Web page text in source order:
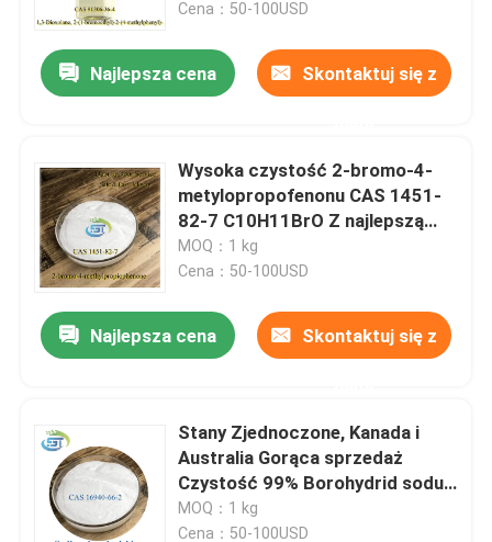
Produkty
O nas
bezpieczną dostawą
Cena：50-100USD
Najlepsza cena Skontaktuj się z
Wysoka czystość 2-bromo-4-
metylopropofenonu CAS 1451-
82-7 C10H11BrO Z najlepszą
ceną
MOQ：1 kg
Cena：50-100USD
Najlepsza cena Skontaktuj się z
Stany Zjednoczone, Kanada i
Australia Gorąca sprzedaż
Czystość 99% Borohydrid sodu
CAS 16940-66-2 z bezpieczną
wysyłką
MOQ：1 kg
Cena：50-100USD